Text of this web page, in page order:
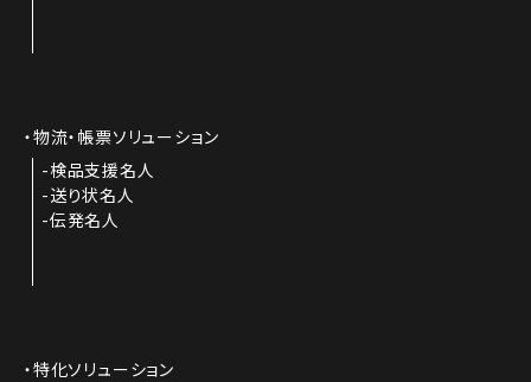
物流・帳票ソリューション
検品支援名人
送り状名人
伝発名人
特化ソリューション